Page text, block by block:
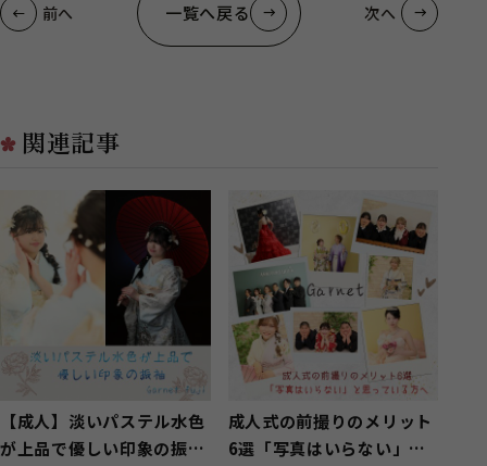
前へ 一覧へ戻る 次へ
関連記事
【成人】淡いパステル水色
が上品で優しい印象の振袖
成人式の前撮りのメリット
6選「写真はいらない」と